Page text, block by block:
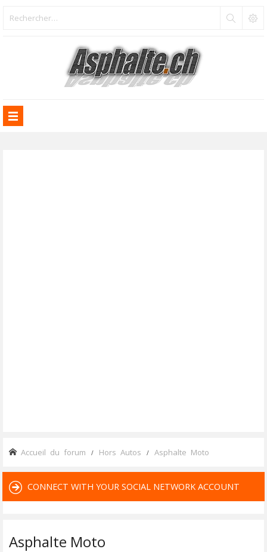
Accueil du forum Hors Autos Asphalte Moto
CONNECT WITH YOUR SOCIAL NETWORK ACCOUNT
Asphalte Moto